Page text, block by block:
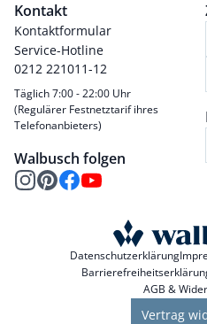
Kontakt
Kontaktformular
Service-Hotline
0212 221011-12
Täglich 7:00 - 22:00 Uhr
(Regulärer Festnetztarif ihres
Telefonanbieters)
Walbusch folgen
Datenschutzerklärung
AGB &
Vertrag